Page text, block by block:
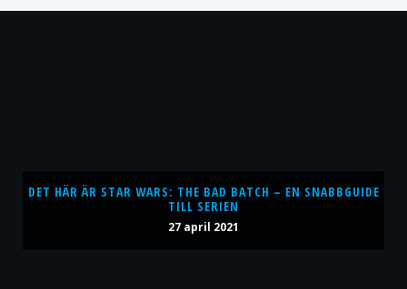
DET HÄR ÄR STAR WARS: THE BAD BATCH – EN SNABBGUIDE
TILL SERIEN
27 april 2021